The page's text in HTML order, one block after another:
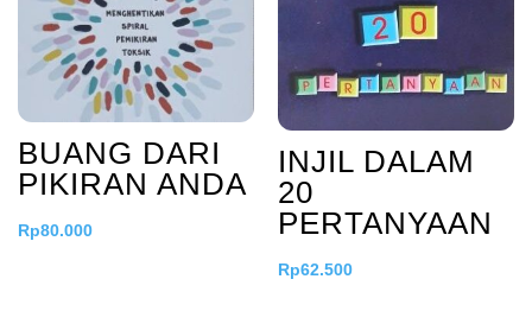
BUANG DARI
PIKIRAN ANDA
Rp80.000
INJIL DALAM
20
PERTANYAAN
Rp62.500